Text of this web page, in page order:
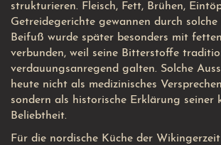
strukturieren. Fleisch, Fett, Brühen,
Getreidegerichte gewannen durch
Beifuß wurde später besonders mit
verbunden, weil seine Bitterstoffe
verdauungsanregend galten. Solche
heute nicht als medizinisches
sondern als historische Erklärung seiner
Beliebtheit.
Für die nordische Küche der